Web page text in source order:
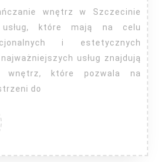
Szczecin
usług, które mają na celu
i estetycznych
usług znajdują
wnętrz, które pozwala na
do